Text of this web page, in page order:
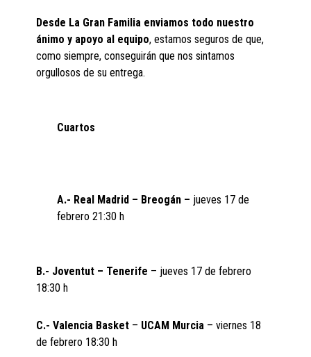
Desde La Gran Familia enviamos todo nuestro
ánimo y apoyo al equipo, estamos seguros de que,
como siempre, conseguirán que nos sintamos
orgullosos de su entrega.
Cuartos
A.- Real Madrid – Breogán – jueves 17 de
febrero 21:30 h
B.- Joventut – Tenerife – jueves 17 de febrero
18:30 h
C.- Valencia Basket – UCAM Murcia – viernes 18
de febrero 18:30 h